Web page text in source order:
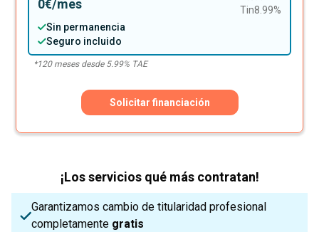
0€/mes Tin8.99%
Sin permanencia
Seguro incluido
*120meses desde 5.99% TAE
Solicitar financiación
¡Los servicios qué más contratan!
Garantizamos cambio de titularidad profesional
completamente gratis